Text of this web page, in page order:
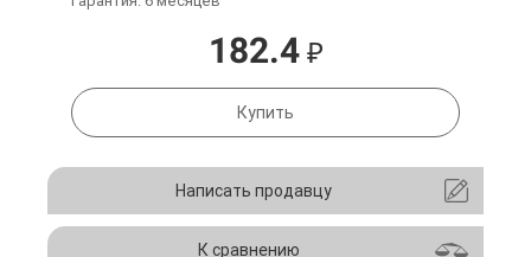
182.4₽
Купить
Написать продавцу
К сравнению